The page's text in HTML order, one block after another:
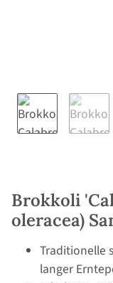
Brokkoli
oleracea)
Traditionelle
langer